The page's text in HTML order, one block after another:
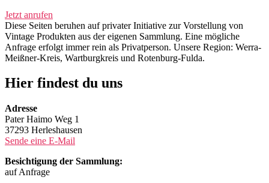
Jetzt anrufen
Diese Seiten beruhen auf privater Initiative zur Vorstellung von
Vintage Produkten aus der eigenen Sammlung. Eine mögliche
Anfrage erfolgt immer rein als Privatperson. Unsere Region: Werra-
Meißner-Kreis, Wartburgkreis und Rotenburg-Fulda.
Hier findest du uns
Adresse
Pater Haimo Weg 1
37293 Herleshausen
Sende eine E-Mail
Besichtigung der Sammlung:
auf Anfrage